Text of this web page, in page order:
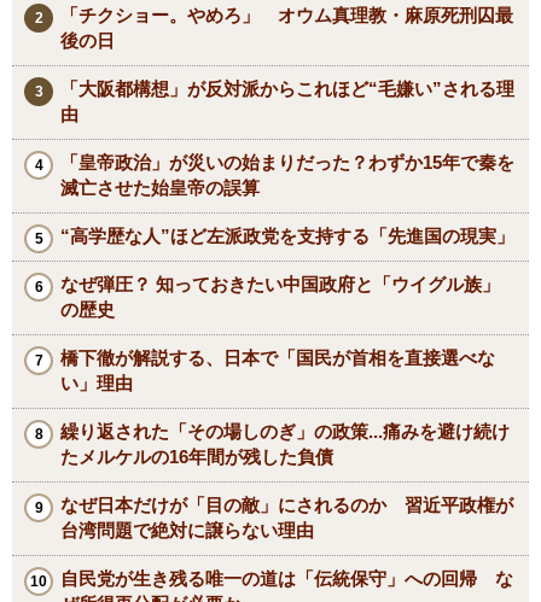
「チクショー。やめろ」 オウム真理教・麻原死刑囚最
後の日
「大阪都構想」が反対派からこれほど“毛嫌い”される理
由
「皇帝政治」が災いの始まりだった？わずか15年で秦を
滅亡させた始皇帝の誤算
“高学歴な人”ほど左派政党を支持する「先進国の現実」
なぜ弾圧？ 知っておきたい中国政府と「ウイグル族」
の歴史
橋下徹が解説する、日本で「国民が首相を直接選べな
い」理由
繰り返された「その場しのぎ」の政策...痛みを避け続け
たメルケルの16年間が残した負債
なぜ日本だけが「目の敵」にされるのか 習近平政権が
台湾問題で絶対に譲らない理由
自民党が生き残る唯一の道は「伝統保守」への回帰 な